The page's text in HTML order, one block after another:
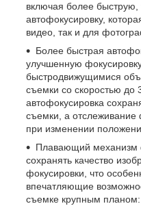
включая более быструю,
автофокусировку,
видео, так и для
Более быстрая
улучшенную
быстродвижущимися
съемки со скоростью до
автофокусировка
съемки, а отслеживание
при изменении
Плавающий механизм
сохранять качество
фокусировки, что
впечатляющие
съемке крупным